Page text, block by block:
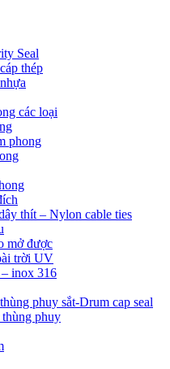
Seal
thép
các loại
phong
thít – Nylon cable ties
mở được
trời UV
inox 316
phuy sắt-Drum cap seal
phuy